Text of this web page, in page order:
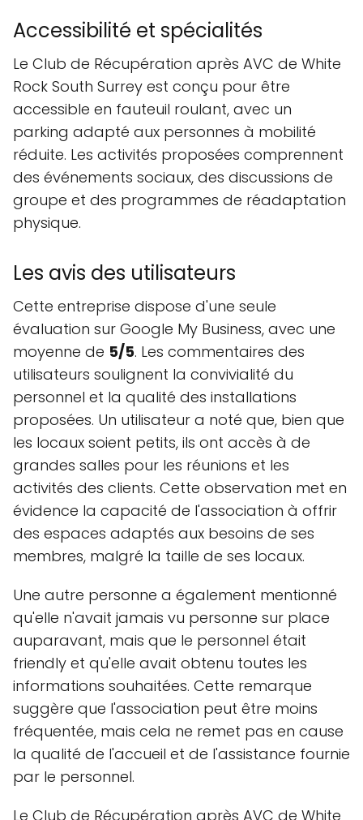
Accessibilité et spécialités
Le Club de Récupération après AVC de White
Rock South Surrey est conçu pour être
accessible en fauteuil roulant, avec un
parking adapté aux personnes à mobilité
réduite. Les activités proposées comprennent
des événements sociaux, des discussions de
groupe et des programmes de réadaptation
physique.
Les avis des utilisateurs
Cette entreprise dispose d'une seule
évaluation sur Google My Business, avec une
moyenne de 5/5. Les commentaires des
utilisateurs soulignent la convivialité du
personnel et la qualité des installations
proposées. Un utilisateur a noté que, bien que
les locaux soient petits, ils ont accès à de
grandes salles pour les réunions et les
activités des clients. Cette observation met en
évidence la capacité de l'association à offrir
des espaces adaptés aux besoins de ses
membres, malgré la taille de ses locaux.
Une autre personne a également mentionné
qu'elle n'avait jamais vu personne sur place
auparavant, mais que le personnel était
friendly et qu'elle avait obtenu toutes les
informations souhaitées. Cette remarque
suggère que l'association peut être moins
fréquentée, mais cela ne remet pas en cause
la qualité de l'accueil et de l'assistance fournie
par le personnel.
Le Club de Récupération après AVC de White